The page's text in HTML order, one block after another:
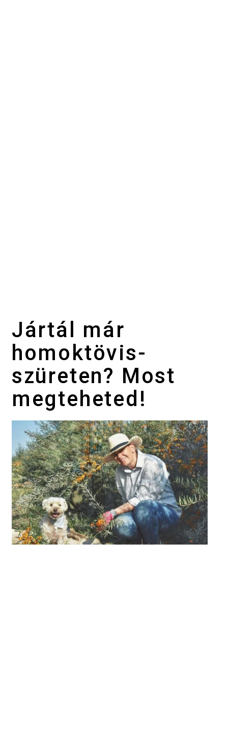
Jártál már
homoktövis-
szüreten? Most
megteheted!